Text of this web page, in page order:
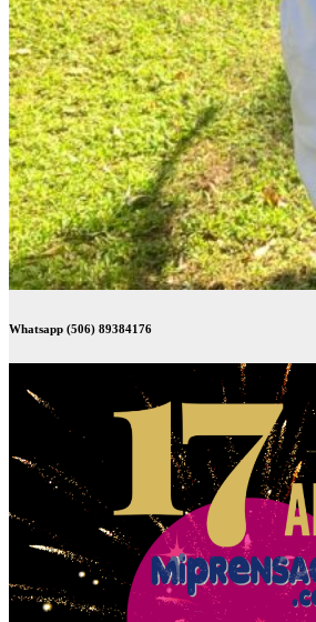
Whatsapp (506) 89384176